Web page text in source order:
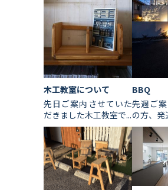
木工教室について
先日ご案内させていた
だきました木工教室で...
BBQ
先週ご
の方、発